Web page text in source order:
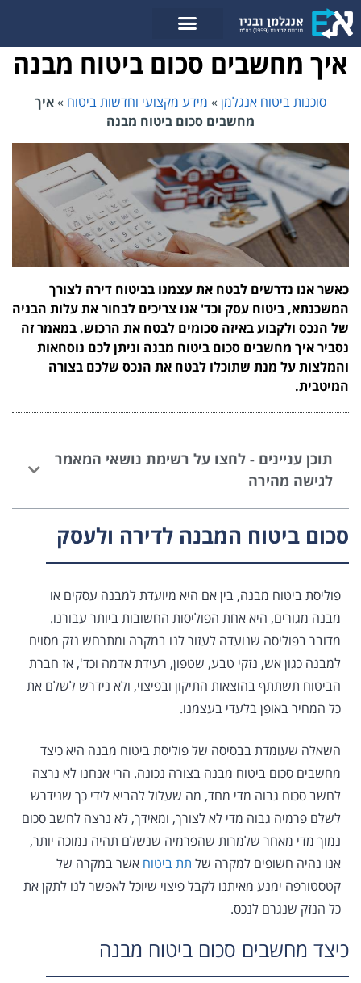
לתוכן
איך מחשבים סכום ביטוח מבנה
סוכנות ביטוח אנגלמן » מידע מקצועי וחדשות ביטוח »איך
מחשבים סכום ביטוח מבנה
כאשר אנו נדרשים לבטח את עצמנו בביטוח דירה לצורך
המשכנתא, ביטוח עסק וכד' אנו צריכים לבחור את עלות הבניה
של הנכס ולקבוע באיזה סכומים לבטח את הרכוש. במאמר זה
נסביר איך מחשבים סכום ביטוח מבנה וניתן לכם נוסחאות
והמלצות על מנת שתוכלו לבטח את הנכס שלכם בצורה
המיטבית.
תוכן עניינים - לחצו על רשימת נושאי המאמר
לגישה מהירה
סכום ביטוח המבנה לדירה ולעסק
פוליסת ביטוח מבנה, בין אם היא מיועדת למבנה עסקים או
מבנה מגורים, היא אחת הפוליסות החשובות ביותר עבורנו.
מדובר בפוליסה שנועדה לעזור לנו במקרה ומתרחש נזק מסוים
למבנה כגון אש, נזקי טבע, שטפון, רעידת אדמה וכד', אז חברת
הביטוח תשתתף בהוצאות התיקון ובפיצוי, ולא נידרש לשלם את
כל המחיר באופן בלעדי בעצמנו.
השאלה שעומדת בבסיסה של פוליסת ביטוח מבנה היא כיצד
מחשבים סכום ביטוח מבנה בצורה נכונה. הרי אנחנו לא נרצה
לחשב סכום גבוה מדי מחד, מה שעלול להביא לידי כך שנידרש
לשלם פרמיה גבוה מדי לא לצורך, ומאידך, לא נרצה לחשב סכום
נמוך מדי מאחר שלמרות שהפרמיה שנשלם תהיה נמוכה יותר,
אנו נהיה חשופים למקרה של תת ביטוח אשר במקרה של
קטסטורפה ימנע מאיתנו לקבל פיצוי שיוכל לאפשר לנו לתקן את
כל הנזק שנגרם לנכס.
כיצד מחשבים סכום ביטוח מבנה